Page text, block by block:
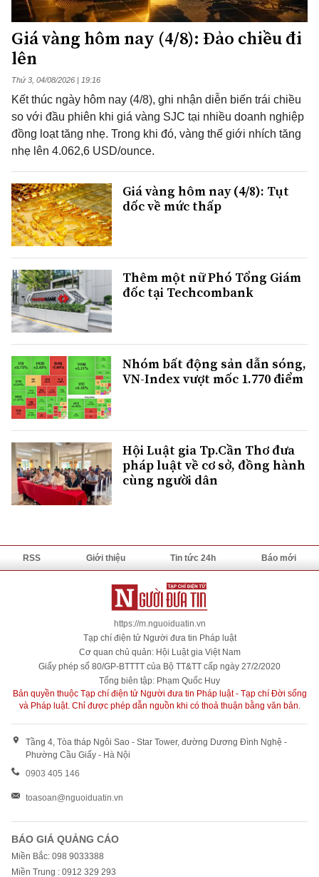
Giá vàng hôm nay (4/8): Đảo chiều đi
lên
Thứ 3, 04/08/2026 | 19:16
Kết thúc ngày hôm nay (4/8), ghi nhận diễn biến trái chiều
so với đầu phiên khi giá vàng SJC tại nhiều doanh nghiệp
đồng loạt tăng nhẹ. Trong khi đó, vàng thế giới nhích tăng
nhẹ lên 4.062,6 USD/ounce.
Giá vàng hôm nay (4/8): Tụt
dốc về mức thấp
Thêm một nữ Phó Tổng Giám
đốc tại Techcombank
Nhóm bất động sản dẫn sóng,
VN-Index vượt mốc 1.770 điểm
Hội Luật gia Tp.Cần Thơ đưa
pháp luật về cơ sở, đồng hành
cùng người dân
RSS Giới thiệu Tin tức 24h Báo mới
https://m.nguoiduatin.vn
Tạp chí điện tử Người đưa tin Pháp luật
Cơ quan chủ quản: Hội Luật gia Việt Nam
Giấy phép số 80/GP-BTTTT của Bộ TT&TT cấp ngày 27/2/2020
Tổng biên tập: Phạm Quốc Huy
Bản quyền thuộc Tạp chí điện tử Người đưa tin Pháp luật - Tạp chí Đời sống
và Pháp luật. Chỉ được phép dẫn nguồn khi có thoả thuận bằng văn bản.
Tầng 4, Tòa tháp Ngôi Sao - Star Tower, đường Dương Đình Nghệ -
Phường Cầu Giấy - Hà Nội
0903 405 146
toasoan@nguoiduatin.vn
BÁO GIÁ QUẢNG CÁO
Miền Bắc: 098 9033388
Miền Trung : 0912 329 293